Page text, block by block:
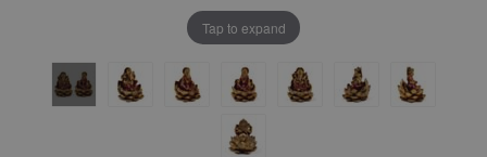
Tap to expand